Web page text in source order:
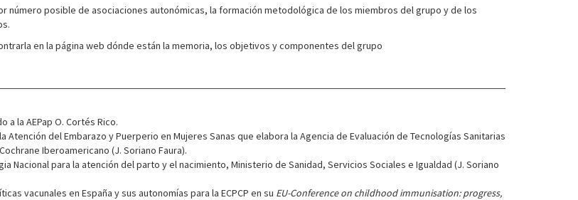
posible de asociaciones autonómicas, la formación metodológica de los miembros del grupo y de los
en la página web dónde están la memoria, los objetivos y componentes del grupo
la AEPap O. Cortés Rico.
Atención del Embarazo y Puerperio en Mujeres Sanas que elabora la Agencia de Evaluación de Tecnologías Sanitarias
Iberoamericano (J. Soriano Faura).
Nacional para la atención del parto y el nacimiento, Ministerio de Sanidad, Servicios Sociales e Igualdad (J. Soriano
vacunales en España y sus autonomías para la ECPCP en su EU-Conference on childhood immunisation: progress,